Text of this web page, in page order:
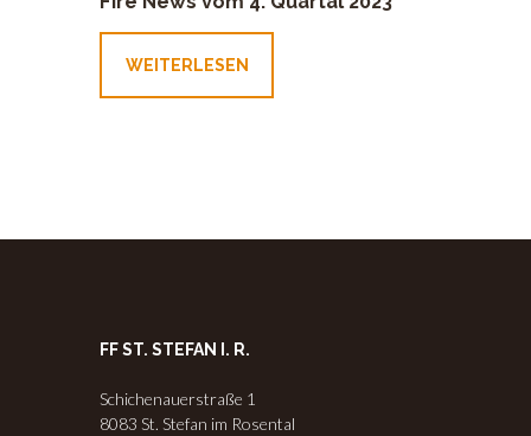
WEITERLESEN
FF ST. STEFAN I. R.
Schichenauerstraße 1
8083 St. Stefan im Rosental